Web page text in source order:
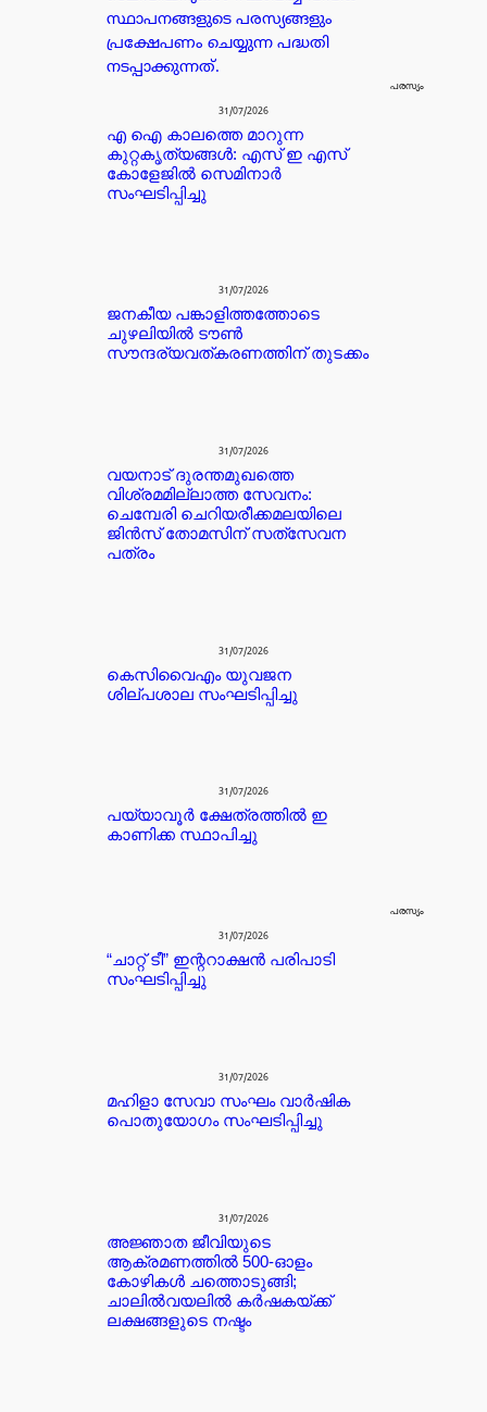
സ്ഥാപനങ്ങളുടെ പരസ്യങ്ങളും
പ്രക്ഷേപണം ചെയ്യുന്ന പദ്ധതി
നടപ്പാക്കുന്നത്.
പരസ്യം
31/07/2026
എ ഐ കാലത്തെ മാറുന്ന
കുറ്റകൃത്യങ്ങൾ: എസ് ഇ എസ്
കോളേജിൽ സെമിനാർ
സംഘടിപ്പിച്ചു
31/07/2026
ജനകീയ പങ്കാളിത്തത്തോടെ
ചുഴലിയിൽ ടൗൺ
സൗന്ദര്യവത്കരണത്തിന് തുടക്കം
31/07/2026
വയനാട് ദുരന്തമുഖത്തെ
വിശ്രമമില്ലാത്ത സേവനം:
ചെമ്പേരി ചെറിയരീക്കമലയിലെ
ജിൻസ് തോമസിന് സത്‌സേവന
പത്രം
31/07/2026
കെസിവൈഎം യുവജന
ശില്പശാല സംഘടിപ്പിച്ചു
31/07/2026
പയ്യാവൂർ ക്ഷേത്രത്തിൽ ഇ
കാണിക്ക സ്ഥാപിച്ചു
പരസ്യം
31/07/2026
“ചാറ്റ് ടീ” ഇന്ററാക്ഷൻ പരിപാടി
സംഘടിപ്പിച്ചു
31/07/2026
മഹിളാ സേവാ സംഘം വാർഷിക
പൊതുയോഗം സംഘടിപ്പിച്ചു
31/07/2026
അജ്ഞാത ജീവിയുടെ
ആക്രമണത്തിൽ 500-ഓളം
കോഴികൾ ചത്തൊടുങ്ങി;
ചാലിൽവയലിൽ കർഷകയ്ക്ക്
ലക്ഷങ്ങളുടെ നഷ്ടം